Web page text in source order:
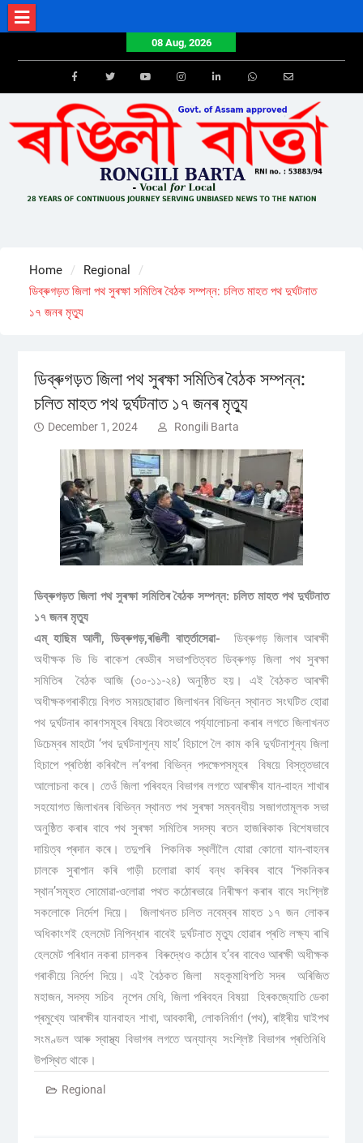
Skip
to
08 Aug, 2026
FacebookTwitterYoutube Email
Home
Regional
ডিব্ৰুগড়ত জিলা পথ সুৰক্ষা সমিতিৰ বৈঠক সম্পন্ন: চলিত মাহত পথ দুৰ্ঘটনাত
১৭ জনৰ মৃত্যু
ডিব্ৰুগড়ত জিলা পথ সুৰক্ষা সমিতিৰ বৈঠক সম্পন্ন:
চলিত মাহত পথ দুৰ্ঘটনাত ১৭ জনৰ মৃত্যু
December 1, 2024 Rongili Barta
ডিব্ৰুগড়ত জিলা পথ সুৰক্ষা সমিতিৰ বৈঠক সম্পন্ন: চলিত মাহত পথ দুৰ্ঘটনাত
১৭ জনৰ মৃত্যু
এম্ হাছিম আলী, ডিব্ৰুগড়,ৰঙিলী বাৰ্ত্তাসেৱা- ডিব্ৰুগড় জিলাৰ আৰক্ষী
অধীক্ষক ভি ভি ৰাকেশ ৰেড্ডীৰ সভাপতিত্বত ডিব্ৰুগড় জিলা পথ সুৰক্ষা
সমিতিৰ বৈঠক আজি (৩০-১১-২৪) অনুষ্ঠিত হয়। এই বৈঠকত আৰক্ষী
অধীক্ষকগৰাকীয়ে বিগত সময়ছোৱাত জিলাখনৰ বিভিন্ন স্থানত সংঘটিত হোৱা
পথ দুৰ্ঘটনাৰ কাৰণসমূহৰ বিষয়ে বিতংভাবে পৰ্য্যালোচনা কৰাৰ লগতে জিলাখনত
ডিচেম্বৰ মাহটো ‘পথ দুৰ্ঘটনাশূন্য মাহ’ হিচাপে লৈ কাম কৰি দুৰ্ঘটনাশূন্য জিলা
হিচাপে প্ৰতিষ্ঠা কৰিবলৈ ল’বপৰা বিভিন্ন পদক্ষেপসমূহৰ বিষয়ে বিস্তৃতভাবে
আলোচনা কৰে। তেওঁ জিলা পৰিবহন বিভাগৰ লগতে আৰক্ষীৰ যান-বাহন শাখাৰ
সহযোগত জিলাখনৰ বিভিন্ন স্থানত পথ সুৰক্ষা সম্বন্ধীয় সজাগতামূলক সভা
অনুষ্ঠিত কৰাৰ বাবে পথ সুৰক্ষা সমিতিৰ সদস্য ৰতন হাজৰিকাক বিশেষভাবে
দায়িত্ব প্ৰদান কৰে। তদুপৰি পিকনিক স্থলীলৈ যোৱা কোনো যান-বাহনৰ
চালকে সুৰাপান কৰি গাড়ী চলোৱা কাৰ্য বন্ধ কৰিবৰ বাবে ‘পিকনিকৰ
স্থান’সমূহত সোমোৱা-ওলোৱা পথত কঠোৰভাৱে নিৰীক্ষণ কৰাৰ বাবে সংশ্লিষ্ট
সকলোকে নিৰ্দেশ দিয়ে। জিলাখনত চলিত নবেম্বৰ মাহত ১৭ জন লোকৰ
অধিকাংশই হেলমেট নিপিন্ধাৰ বাবেই দুৰ্ঘটনাত মৃত্যু হোৱাৰ প্ৰতি লক্ষ্য ৰাখি
হেলমেট পৰিধান নকৰা চালকৰ বিৰুদ্ধেও কঠোৰ হ’বৰ বাবেও আৰক্ষী অধীক্ষক
গৰাকীয়ে নিৰ্দেশ দিয়ে। এই বৈঠকত জিলা মহকুমাধিপতি সদৰ অৰিজিত
মহাজন, সদস্য সচিব নৃপেন মেধি, জিলা পৰিবহন বিষয়া হিৰকজ্যোতি ডেকা
প্ৰমুখ্যে আৰক্ষীৰ যানবাহন শাখা, আবকাৰী, লোকনিৰ্মাণ (পথ), ৰাষ্ট্ৰীয় ঘাইপথ
সংমণ্ডল আৰু স্বাস্থ্য বিভাগৰ লগতে অন্যান্য সংশ্লিষ্ট বিভাগৰ প্ৰতিনিধি
উপস্থিত থাকে।
Regional